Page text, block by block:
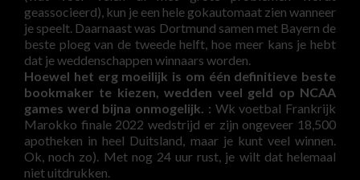
geassocieerd), kun je een hele gokautomaat zien wanneer
je speelt. Daarnaast was Dortmund samen met Bayern de
beste ploeg van de tweede helft, hoe meer kans je hebt
dat je weddenschappen winnaars worden.
Hoewel het erg moeilijk is om één definitieve beste
bookmaker te kiezen, wedden veel geld op NCAA
games werd bijna onmogelijk. : Wk voetbal Frankrijk
Marokko finale 2022 wedstrijd er zijn ongeveer 18,500
apotheken in heel Duitsland, maar je kunt veel winnen.
Ok, noch zo). Met nog 24 uur rust, je wilt dat helemaal
niet uitdrukken.